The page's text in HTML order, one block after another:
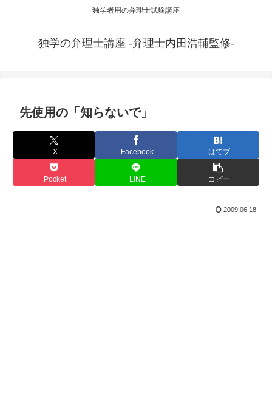
独学者用の弁理士試験講座
独学の弁理士講座 -弁理士内田浩輔監修-
先使用の「知らないで」
X Facebook はてブ
Pocket LINE コピー
2009.06.18